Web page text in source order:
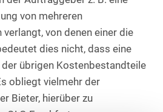
von mehreren
von denen einer die
dies nicht, dass eine
übrigen Kostenbestandteile
obliegt vielmehr der
Bieter, hierüber zu